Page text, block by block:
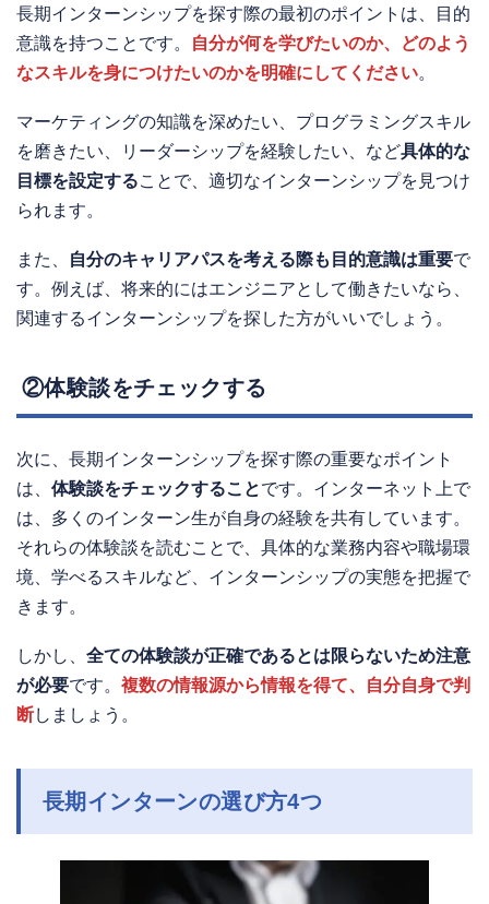
長期インターンシップを探す際の最初のポイントは、目的
意識を持つことです。
自分が何を学びたいのか、どのよう
なスキルを身につけたいのかを明確にしてください。
マーケティングの知識を深めたい、プログラミングスキル
を磨きたい、リーダーシップを経験したい、など具体的な
目標を設定することで、適切なインターンシップを見つけ
られます。
また、 自分のキャリアパスを考える際も目的意識は重要で
す。例えば、将来的にはエンジニアとして働きたいなら、
関連するインターンシップを探した方がいいでしょう。
②体験談をチェックする
次に、長期インターンシップを探す際の重要なポイント
は、 体験談をチェックすることです。インターネット上で
は、多くのインターン生が自身の経験を共有しています。
それらの体験談を読むことで、具体的な業務内容や職場環
境、学べるスキルなど、インターンシップの実態を把握で
きます。
しかし、 全ての体験談が正確であるとは限らないため注意
が必要です。 複数の情報源から情報を得て、自分自身で判
断しましょう。
長期インターンの選び方4つ